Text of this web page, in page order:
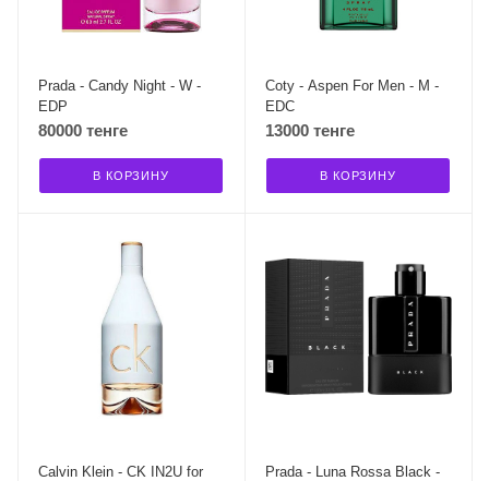
Prada - Candy Night - W -
EDP
80000 тенге
В КОРЗИНУ
Coty - Aspen For Men - M -
EDC
13000 тенге
В КОРЗИНУ
Calvin Klein - CK IN2U for
Prada - Luna Rossa Black -